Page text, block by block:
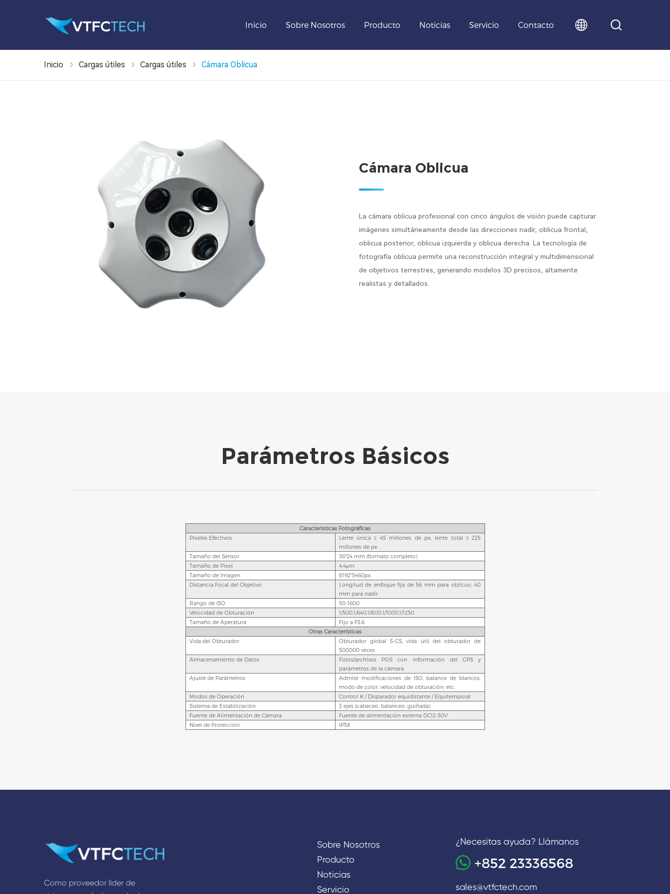
Inicio Sobre Nosotros Producto Noticias Servicio Contacto
Inicio Cargas útiles Cargas útiles Cámara Oblicua
Cámara Oblicua
La cámara oblicua profesional con cinco ángulos de visión puede capturar
imágenes simultáneamente desde las direcciones nadir, oblicua frontal,
oblicua posterior, oblicua izquierda y oblicua derecha. La tecnología de
fotografía oblicua permite una reconstrucción integral y multidimensional
de objetivos terrestres, generando modelos 3D precisos, altamente
realistas y detallados.
Parámetros Básicos
Características Fotográficas
Píxeles Efectivos
Lente única ≥ 45 millones de px, lente total ≥ 225
millones de px
Tamaño del Sensor
36*24 mm (formato completo)
Tamaño de Píxel
4,4μm
Tamaño de Imagen
8192*5460px
Distancia Focal del Objetivo
Longitud de enfoque fija de 56 mm para oblicuo, 40
mm para nadir
Rango de ISO
50-1600
Velocidad de Obturación
1/500,1/640,1/800,1/1000,1/1250
Tamaño de Aperatura
Fijo a F5.6
Otras Características
Vida del Obturador
Obturador global S-GS, vida útil del obturador de
500000 veces
Almacenamiento de Datos
Fotos/archivos POS con información del GPS y
parámetros de la cámara
Ajuste de Parámetros
Admite modificaciones de ISO, balance de blancos,
modo de color, velocidad de obturación, etc.
Modos de Operación
Control K / Disparador equidistante / Equitemporal
Sistema de Estabilización
3 ejes (cabeceo, balanceo, guiñada)
Fuente de Alimentación de Cámara
Fuente de alimentación externa DC12-50V
Nivel de Protección
IP5X
Como proveedor líder de
Sobre Nosotros
Producto
Noticias
Servicio
¿Necesitas ayuda? Llámanos
+852 23336568
sales@vtfctech.com